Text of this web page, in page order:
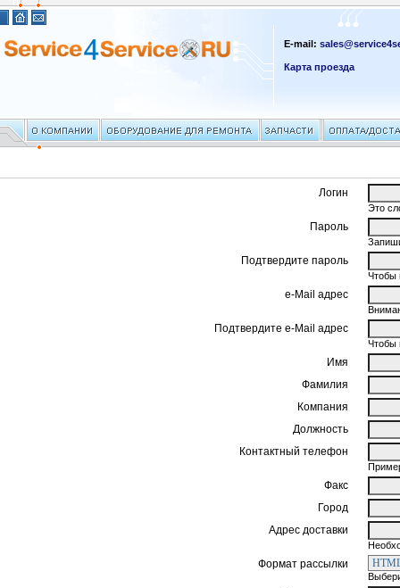
E-mail:
Карта проезда
Логин
Это
Пароль
Подтвердите пароль
Чтобы
e-Mail адрес
Подтвердите e-Mail адрес
Чтобы
Имя
Фамилия
Компания
Должность
Контактный телефон
Факс
Город
Адрес доставки
Формат рассылки